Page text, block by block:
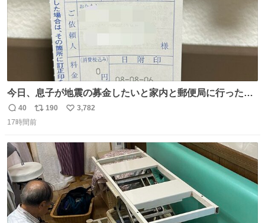
今日、息子が地震の募金したいと家内と郵便局に行ったみ
たいです。おもちゃとか買う選択肢もあったと思うけど、
自分で貯めてた2万円を役に立てて欲しい、みんなも元気
かできたらなぁと思いました。
返
信
40
リ
ポ
ト
数
190
い
数
3,782
17時間前